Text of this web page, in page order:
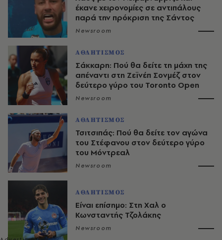
έκανε χειρονομίες σε αντιπάλους
παρά την πρόκριση της Σάντος
Newsroom
ΑΘΛΗΤΙΣΜΟΣ
Σάκκαρη: Πού θα δείτε τη μάχη της
απέναντι στη Ζεϊνέπ Σονμέζ στον
δεύτερο γύρο του Toronto Open
Newsroom
ΑΘΛΗΤΙΣΜΟΣ
Τσιτσιπάς: Πού θα δείτε τον αγώνα
του Στέφανου στον δεύτερο γύρο
του Μόντρεαλ
Newsroom
ΑΘΛΗΤΙΣΜΟΣ
Είναι επίσημο: Στη Χαλ ο
Κωνσταντής Τζολάκης
Newsroom